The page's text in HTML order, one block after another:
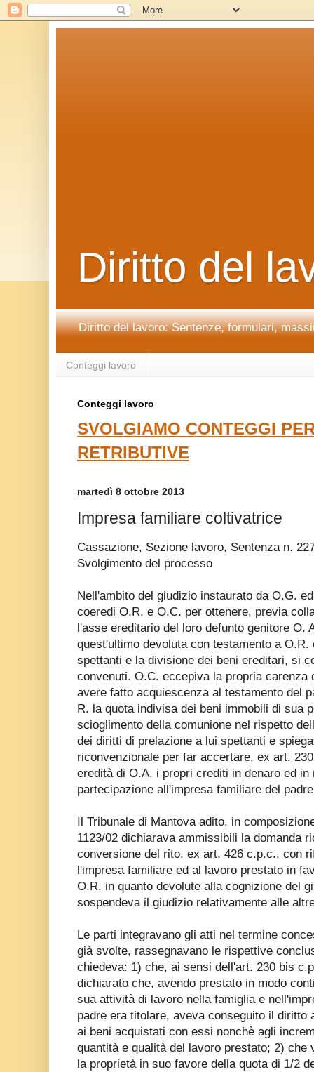
Diritto del
Diritto del lavoro: Sentenze, formulari,
Conteggi lavoro
Conteggi lavoro
SVOLGIAMO CONTEGGI
RETRIBUTIVE
martedì 8 ottobre 2013
Impresa familiare coltivatrice
Cassazione, Sezione lavoro, Sentenza n.
Svolgimento del processo
Nell'ambito del giudizio instaurato da O.G.
coeredi O.R. e O.C. per ottenere, previa
l'asse ereditario del loro defunto genitore O.
quest'ultimo devoluta con testamento a
spettanti e la divisione dei beni ereditari, si
convenuti. O.C. eccepiva la propria carenza
avere fatto acquiescenza al testamento del
R. la quota indivisa dei beni immobili di sua
scioglimento della comunione nel rispetto
dei diritti di prelazione a lui spettanti e
riconvenzionale per far accertare, ex art.
eredità di O.A. i propri crediti in denaro ed
partecipazione all'impresa familiare del
Il Tribunale di Mantova adito, in
1123/02 dichiarava ammissibili la domanda
conversione del rito, ex art. 426 c.p.c., con
l'impresa familiare ed al lavoro prestato in
O.R. in quanto devolute alla cognizione del
sospendeva il giudizio relativamente alle
Le parti integravano gli atti nel termine
già svolte, rassegnavano le rispettive
chiedeva: 1) che, ai sensi dell'art. 230 bis
dichiarato che, avendo prestato in modo
sua attività di lavoro nella famiglia e
padre era titolare, aveva conseguito il diritto
ai beni acquistati con essi nonchè agli
quantità e qualità del lavoro prestato; 2) che
la proprietà in suo favore della quota di 1/2